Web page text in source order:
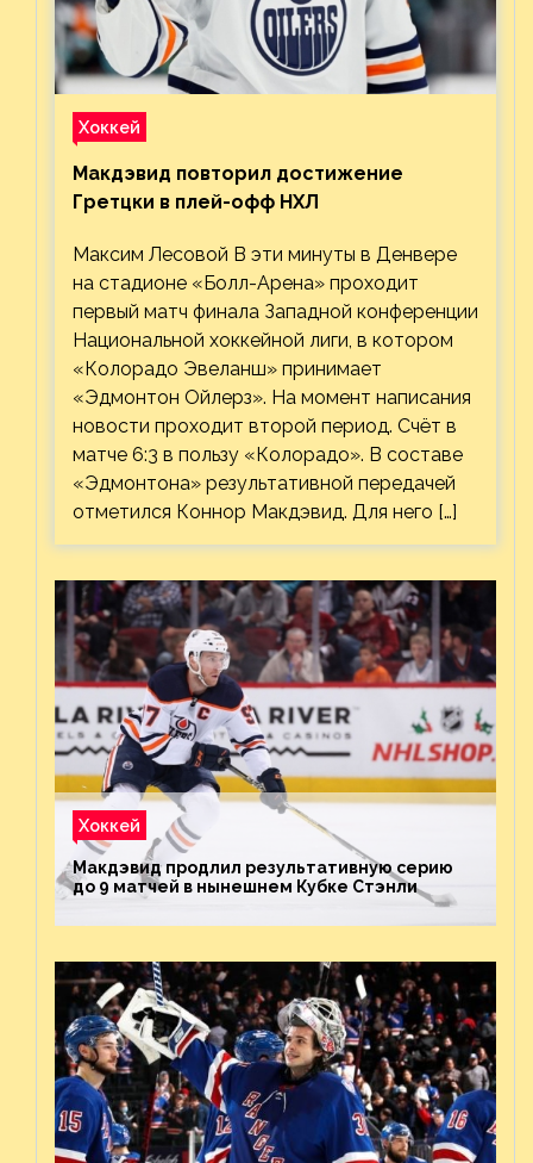
Хоккей
Макдэвид повторил достижение
Гретцки в плей-офф НХЛ
Максим Лесовой В эти минуты в Денвере
на стадионе «Болл-Арена» проходит
первый матч финала Западной конференции
Национальной хоккейной лиги, в котором
«Колорадо Эвеланш» принимает
«Эдмонтон Ойлерз». На момент написания
новости проходит второй период. Счёт в
матче 6:3 в пользу «Колорадо». В составе
«Эдмонтона» результативной передачей
отметился Коннор Макдэвид. Для него […]
Хоккей
Макдэвид продлил результативную серию
до 9 матчей в нынешнем Кубке Стэнли